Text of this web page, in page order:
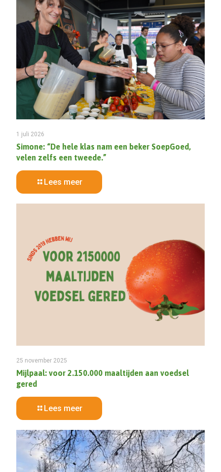
1 juli 2026
Simone: “De hele klas nam een beker SoepGoed,
velen zelfs een tweede.”
Lees meer
25 november 2025
Mijlpaal: voor 2.150.000 maaltijden aan voedsel
gered
Lees meer